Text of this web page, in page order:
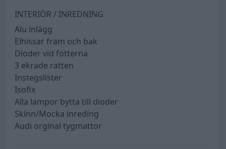
INTERIÖR / INREDNING
Alu inlägg
Elhissar fram och bak
Dioder vid fötterna
3 ekrade ratten
Instegslister
Isofix
Alla lampor bytta till dioder
Skinn/Mocka inreding
Audi orginal tygmattor